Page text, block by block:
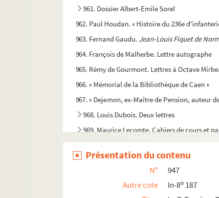
961. Dossier Albert-Emile Sorel
962. Paul Houdan. « Histoire du 236e
963. Fernand Gaudu. Jean-Louis Fiquet de
964. François de Malherbe. Lettre autographe
965. Rémy de Gourmont. Lettres à Octave
966. « Mémorial de la Bibliothèque de Caen »
967. « Dejernon, ex-Maître de Pension, auteur
968. Louis Dubois. Deux lettres
969. Maurice Lecomte. Cahiers de cours et
970. Colonel F. Bernadac. Essai de
971. Gilles Ménage. Lettres à lui adressées
972-992. Autographes, documents,
993. Pièces relatives à un ensemble de
Présentation du contenu
N°
947
Autre cote
In-8o 187